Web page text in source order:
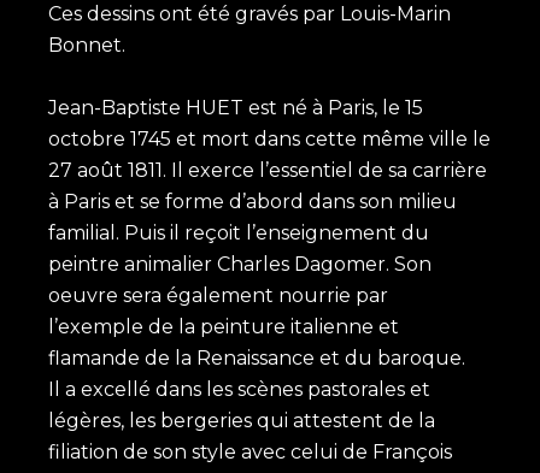
Ces dessins ont été gravés par Louis-Marin
Bonnet.
Jean-Baptiste HUET est né à Paris, le 15
octobre 1745 et mort dans cette même ville le
27 août 1811. Il exerce l’essentiel de sa carrière
à Paris et se forme d’abord dans son milieu
familial. Puis il reçoit l’enseignement du
peintre animalier Charles Dagomer. Son
oeuvre sera également nourrie par
l’exemple de la peinture italienne et
flamande de la Renaissance et du baroque.
Il a excellé dans les scènes pastorales et
légères, les bergeries qui attestent de la
filiation de son style avec celui de François